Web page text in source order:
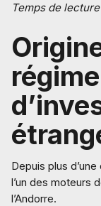
Temps de
régime
Depuis plus
l’un des moteurs
l’Andorre.